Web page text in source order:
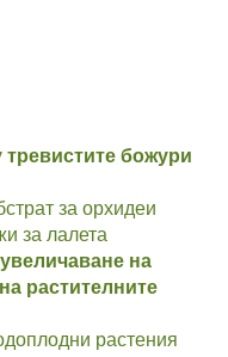
тревистите божури
за орхидеи
за лалета
на
растителните
растения